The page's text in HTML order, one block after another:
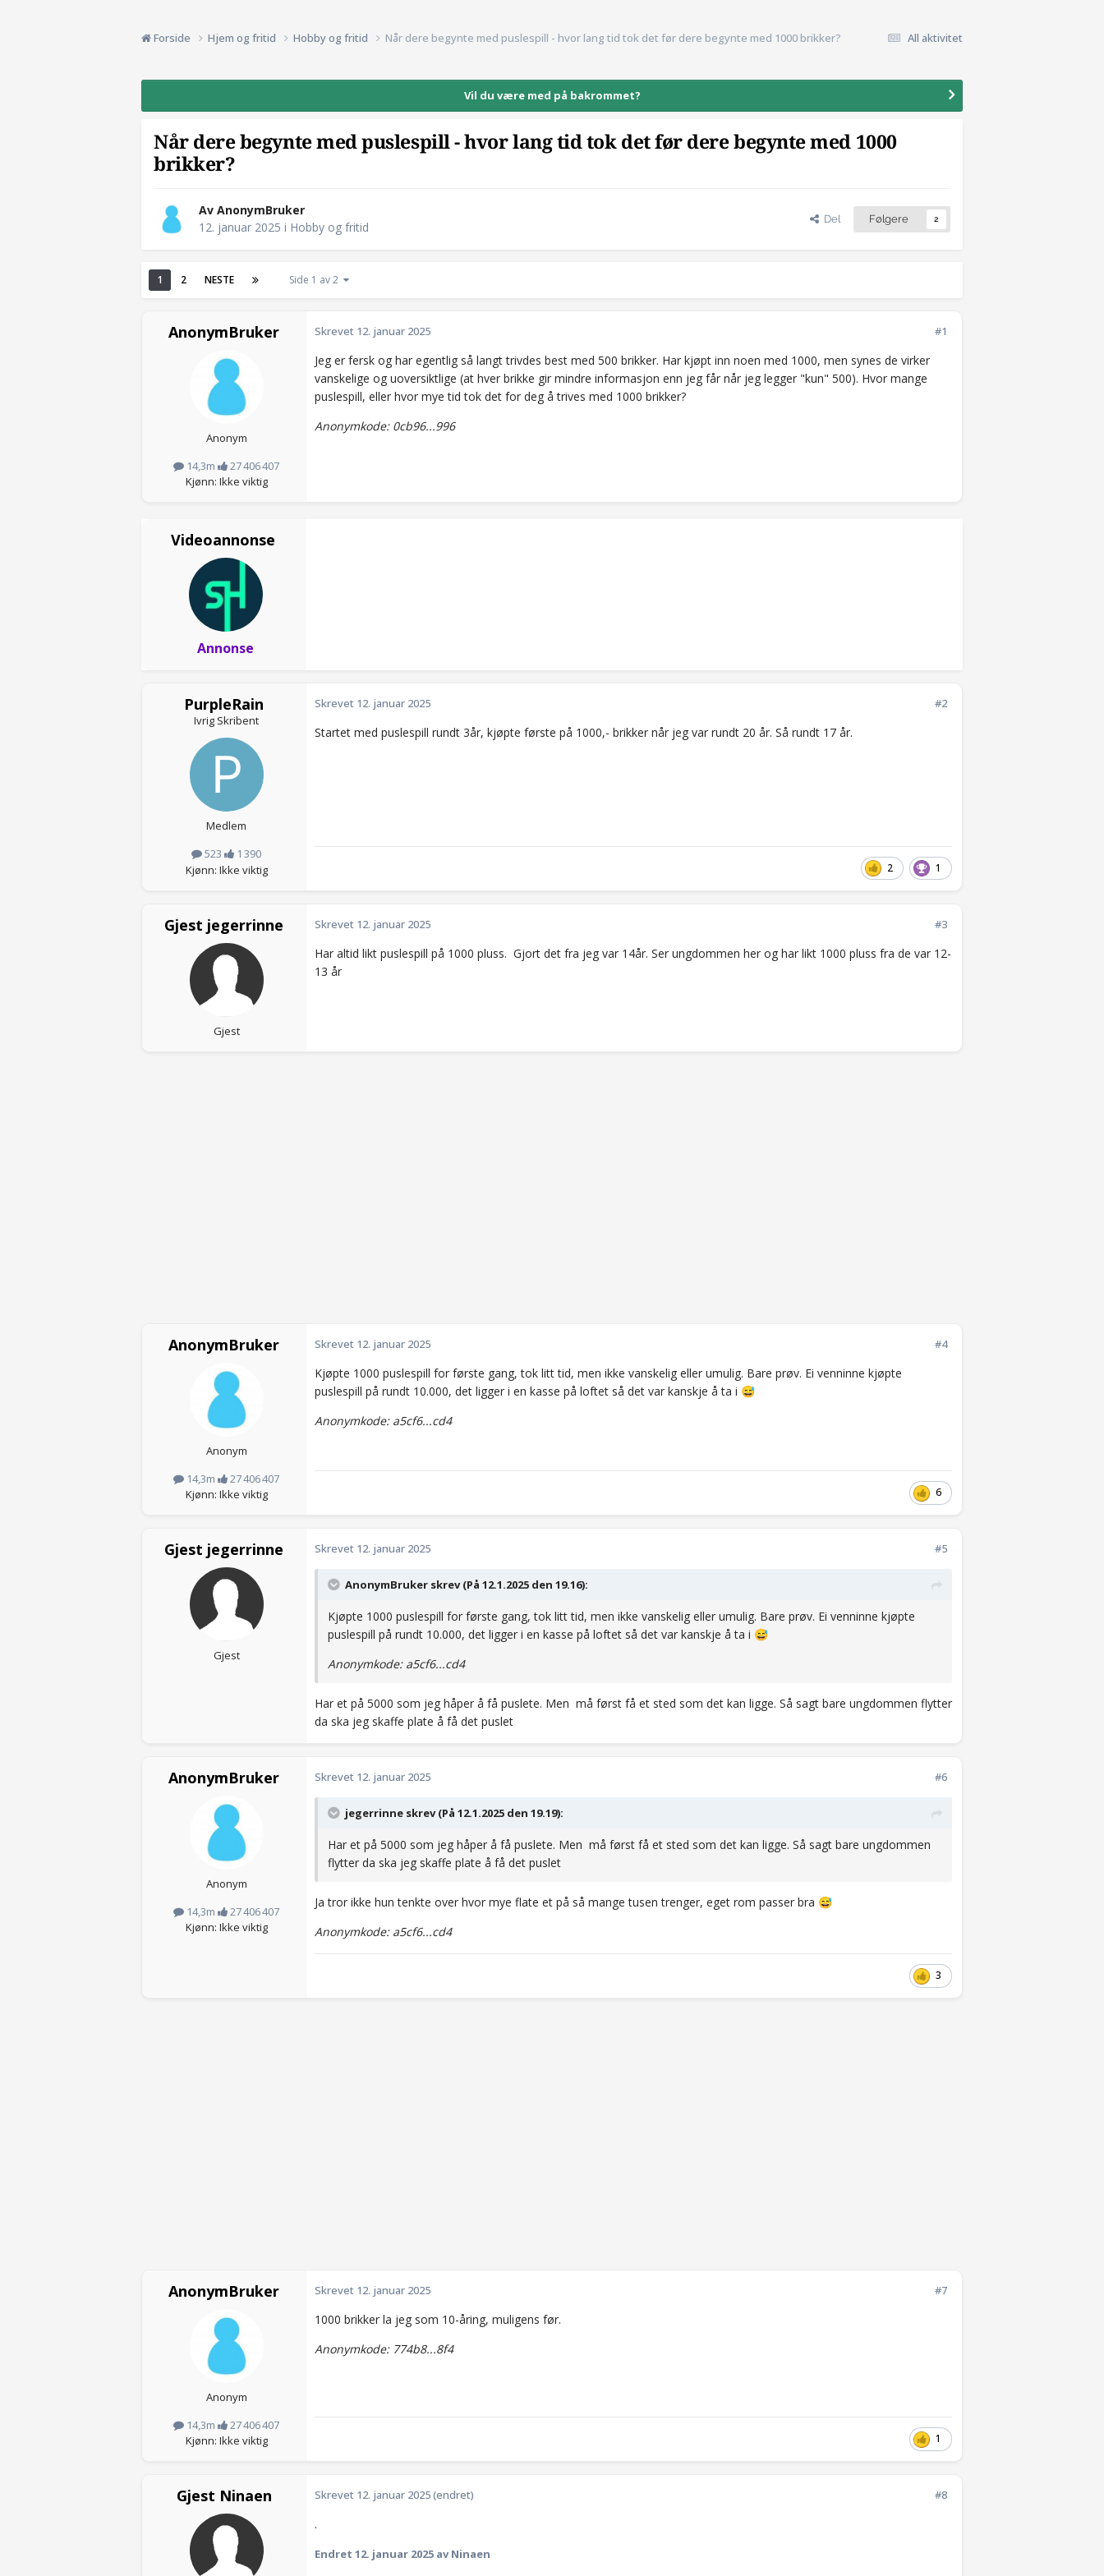
All aktivitet
Forside Hjem og fritid Hobby og fritid Når dere begynte med puslespill - hvor lang tid tok det før dere begynte med 1000 brikker?
Vil du være med på bakrommet?
Når dere begynte med puslespill - hvor lang tid tok det før dere begynte med 1000
brikker?
Av AnonymBruker
12. januar 2025 i Hobby og fritid
Del Følgere 2
1 2 NESTE Side 1 av 2
AnonymBruker
Anonym
14,3m
27 406 407
Kjønn: Ikke viktig
#1
Skrevet 12. januar 2025
Jeg er fersk og har egentlig så langt trivdes best med 500 brikker. Har kjøpt inn noen med 1000, men synes de virker
vanskelige og uoversiktlige (at hver brikke gir mindre informasjon enn jeg får når jeg legger "kun" 500). Hvor mange
puslespill, eller hvor mye tid tok det for deg å trives med 1000 brikker?
Anonymkode: 0cb96...996
Videoannonse
Annonse
PurpleRain
Ivrig Skribent
Medlem
523
1 390
Kjønn: Ikke viktig
#2
Skrevet 12. januar 2025
Startet med puslespill rundt 3år, kjøpte første på 1000,- brikker når jeg var rundt 20 år. Så rundt 17 år.
2 1
Gjest jegerrinne
Gjest
#3
Skrevet 12. januar 2025
Har altid likt puslespill på 1000 pluss. Gjort det fra jeg var 14år. Ser ungdommen her og har likt 1000 pluss fra de var 12-
13 år
AnonymBruker
Anonym
14,3m
27 406 407
Kjønn: Ikke viktig
#4
Skrevet 12. januar 2025
Kjøpte 1000 puslespill for første gang, tok litt tid, men ikke vanskelig eller umulig. Bare prøv. Ei venninne kjøpte
puslespill på rundt 10.000, det ligger i en kasse på loftet så det var kanskje å ta i 😅
Anonymkode: a5cf6...cd4
6
Gjest jegerrinne
Gjest
#5
Skrevet 12. januar 2025
AnonymBruker skrev (På 12.1.2025 den 19.16):
Kjøpte 1000 puslespill for første gang, tok litt tid, men ikke vanskelig eller umulig. Bare prøv. Ei venninne kjøpte
puslespill på rundt 10.000, det ligger i en kasse på loftet så det var kanskje å ta i 😅
Anonymkode: a5cf6...cd4
Har et på 5000 som jeg håper å få puslete. Men må først få et sted som det kan ligge. Så sagt bare ungdommen flytter
da ska jeg skaffe plate å få det puslet
AnonymBruker
Anonym
14,3m
27 406 407
Kjønn: Ikke viktig
#6
Skrevet 12. januar 2025
jegerrinne skrev (På 12.1.2025 den 19.19):
Har et på 5000 som jeg håper å få puslete. Men må først få et sted som det kan ligge. Så sagt bare ungdommen
flytter da ska jeg skaffe plate å få det puslet
Ja tror ikke hun tenkte over hvor mye flate et på så mange tusen trenger, eget rom passer bra 😅
Anonymkode: a5cf6...cd4
3
AnonymBruker
Anonym
14,3m
27 406 407
Kjønn: Ikke viktig
#7
Skrevet 12. januar 2025
1000 brikker la jeg som 10-åring, muligens før.
Anonymkode: 774b8...8f4
1
Gjest Ninaen #8
Skrevet 12. januar 2025(endret)
.
Endret 12. januar 2025 av Ninaen